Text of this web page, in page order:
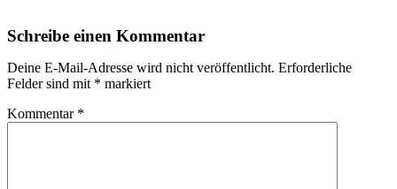
Schreibe einen Kommentar
Deine E-Mail-Adresse wird nicht veröffentlicht. Erforderliche
Felder sind mit * markiert
Kommentar *